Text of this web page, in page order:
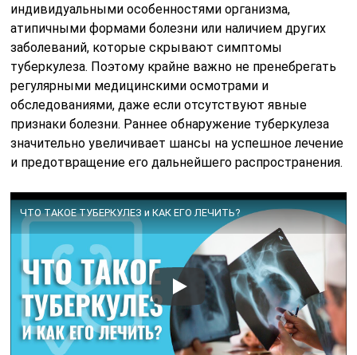
индивидуальными особенностями организма,
атипичными формами болезни или наличием других
заболеваний, которые скрывают симптомы
туберкулеза. Поэтому крайне важно не пренебрегать
регулярными медицинскими осмотрами и
обследованиями, даже если отсутствуют явные
признаки болезни. Раннее обнаружение туберкулеза
значительно увеличивает шансы на успешное лечение
и предотвращение его дальнейшего распространения.
ЧТО ТАКОЕ ТУБЕРКУЛЕЗ и КАК ЕГО ЛЕЧИТЬ?